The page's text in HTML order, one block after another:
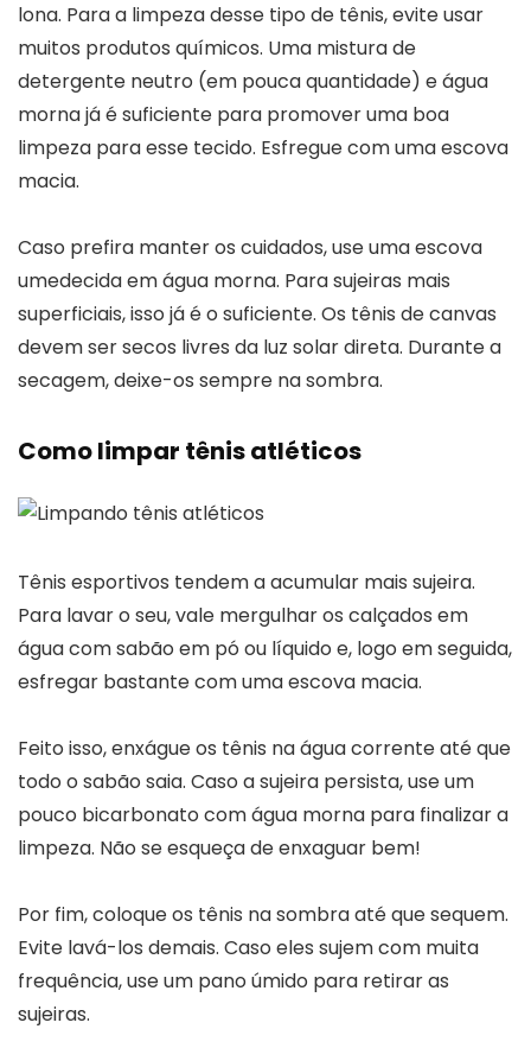
lona. Para a limpeza desse tipo de tênis, evite usar
muitos produtos químicos. Uma mistura de
detergente neutro (em pouca quantidade) e água
morna já é suficiente para promover uma boa
limpeza para esse tecido. Esfregue com uma escova
macia.
Caso prefira manter os cuidados, use uma escova
umedecida em água morna. Para sujeiras mais
superficiais, isso já é o suficiente. Os tênis de canvas
devem ser secos livres da luz solar direta. Durante a
secagem, deixe-os sempre na sombra.
Como limpar tênis atléticos
Tênis esportivos tendem a acumular mais sujeira.
Para lavar o seu, vale mergulhar os calçados em
água com sabão em pó ou líquido e, logo em seguida,
esfregar bastante com uma escova macia.
Feito isso, enxágue os tênis na água corrente até que
todo o sabão saia. Caso a sujeira persista, use um
pouco bicarbonato com água morna para finalizar a
limpeza. Não se esqueça de enxaguar bem!
Por fim, coloque os tênis na sombra até que sequem.
Evite lavá-los demais. Caso eles sujem com muita
frequência, use um pano úmido para retirar as
sujeiras.